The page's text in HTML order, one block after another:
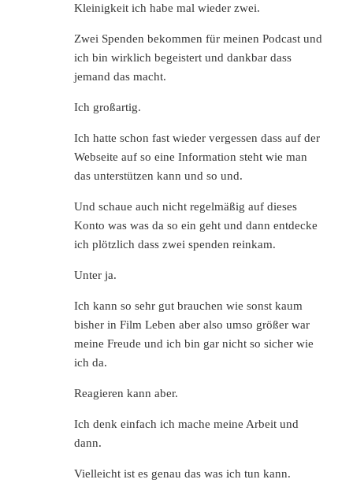
Kleinigkeit ich habe mal wieder zwei.
Zwei Spenden bekommen für meinen Podcast und
ich bin wirklich begeistert und dankbar dass
jemand das macht.
Ich großartig.
Ich hatte schon fast wieder vergessen dass auf der
Webseite auf so eine Information steht wie man
das unterstützen kann und so und.
Und schaue auch nicht regelmäßig auf dieses
Konto was was da so ein geht und dann entdecke
ich plötzlich dass zwei spenden reinkam.
Unter ja.
Ich kann so sehr gut brauchen wie sonst kaum
bisher in Film Leben aber also umso größer war
meine Freude und ich bin gar nicht so sicher wie
ich da.
Reagieren kann aber.
Ich denk einfach ich mache meine Arbeit und
dann.
Vielleicht ist es genau das was ich tun kann.